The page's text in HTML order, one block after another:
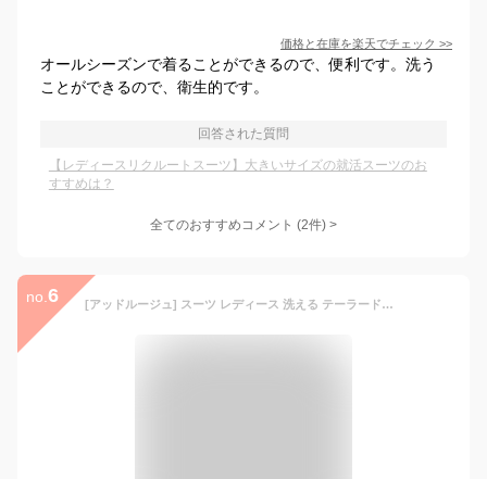
価格と在庫を楽天でチェック >>
オールシーズンで着ることができるので、便利です。洗う
ことができるので、衛生的です。
回答された質問
【レディースリクルートスーツ】大きいサイズの就活スーツのお
すすめは？
全てのおすすめコメント (2件) >
no. 6 [アッドルージュ] スーツ レディース 洗える テーラードジャケット テーパードパンツ 2点セット ウエストゴム ストレッチ 【j5012】 9号 ネイビー